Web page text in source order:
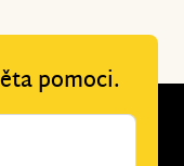
pomoci.